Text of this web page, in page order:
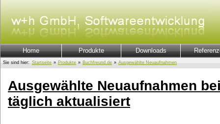
Home Produkte Downloads
Sie sind hier: Startseite » Produkte » Buchfreund.de » Ausgewählte Neuaufnahmen
Ausgewählte Neuaufnahmen
täglich aktualisiert